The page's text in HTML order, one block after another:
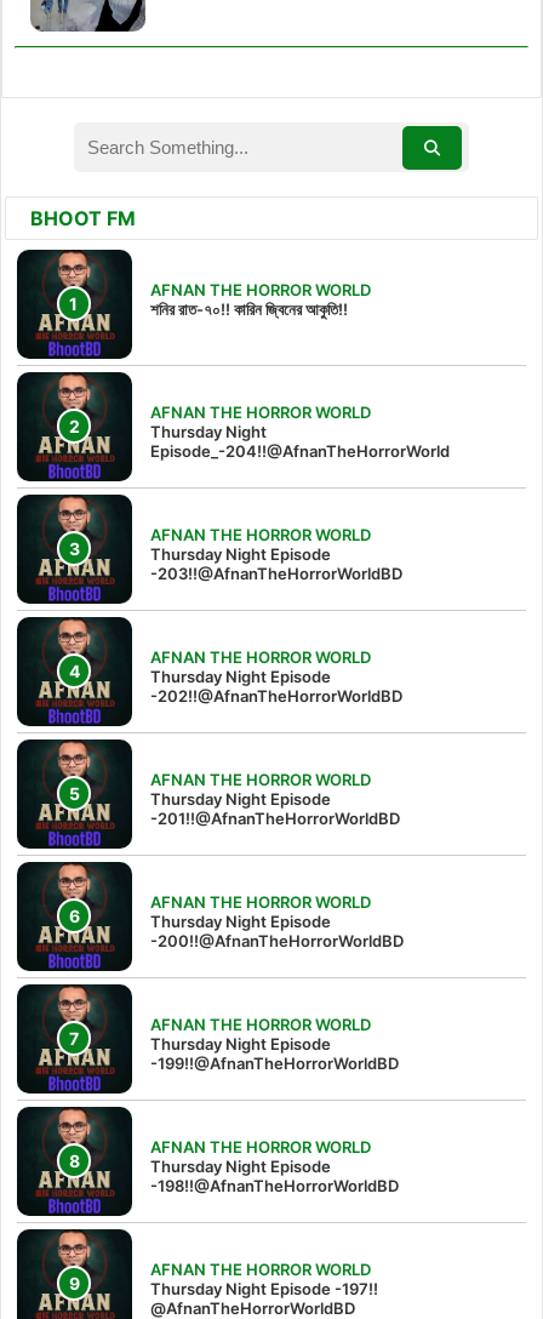
BHOOT FM
AFNAN THE HORROR WORLD
শনির রাত-৭০!! কারিন জ্বিনের আকুতি!!
AFNAN THE HORROR WORLD
Thursday Night
Episode_-204!!@AfnanTheHorrorWorld
AFNAN THE HORROR WORLD
Thursday Night Episode
-203!!@AfnanTheHorrorWorldBD
AFNAN THE HORROR WORLD
Thursday Night Episode
-202!!@AfnanTheHorrorWorldBD
AFNAN THE HORROR WORLD
Thursday Night Episode
-201!!@AfnanTheHorrorWorldBD
AFNAN THE HORROR WORLD
Thursday Night Episode
-200!!@AfnanTheHorrorWorldBD
AFNAN THE HORROR WORLD
Thursday Night Episode
-199!!@AfnanTheHorrorWorldBD
AFNAN THE HORROR WORLD
Thursday Night Episode
-198!!@AfnanTheHorrorWorldBD
AFNAN THE HORROR WORLD
Thursday Night Episode -197!!‪
@AfnanTheHorrorWorldBD‬